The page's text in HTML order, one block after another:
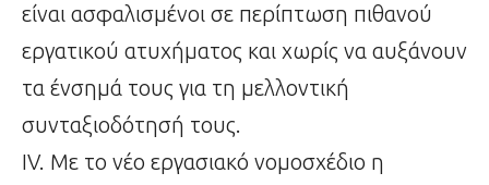
είναι ασφαλισμένοι σε περίπτωση πιθανού
εργατικού ατυχήματος και χωρίς να αυξάνουν
τα ένσημά τους για τη μελλοντική
συνταξιοδότησή τους.
IV. Με το νέο εργασιακό νομοσχέδιο η